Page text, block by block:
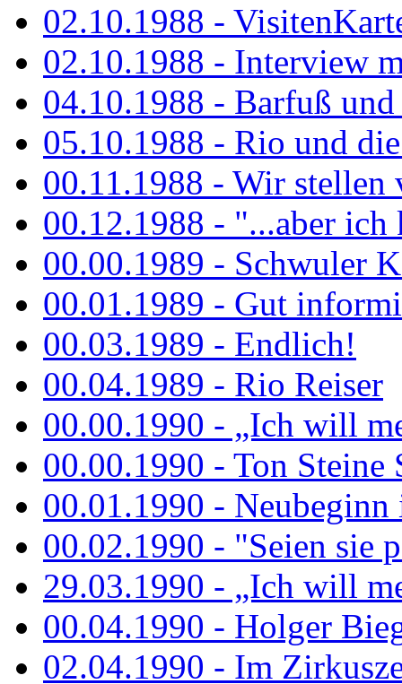
02.10.1988 -
02.10.1988 - Interview
04.10.1988 - Barfuß und
05.10.1988 - Rio und
00.11.1988 - Wir stellen
00.12.1988 - "...aber ich
00.00.1989 - Schwuler
00.01.1989 - Gut
00.03.1989 - Endlich!
00.04.1989 - Rio Reiser
00.00.1990 - „Ich will
00.00.1990 - Ton Steine
00.01.1990 -
00.02.1990 - "Seien sie
29.03.1990 - „Ich will
00.04.1990 - Holger
02.04.1990 - Im